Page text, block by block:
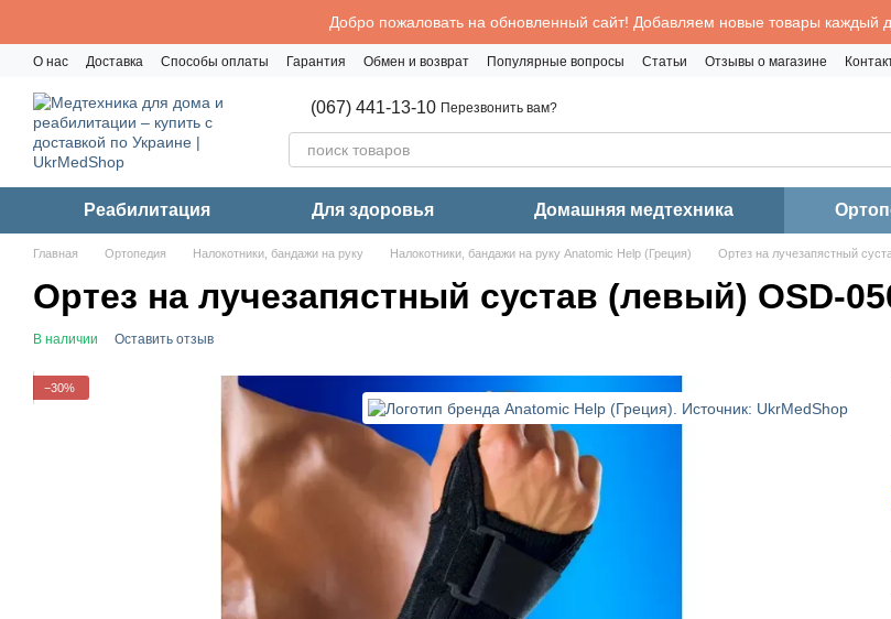
Добро пожаловать на обновленный сайт! Добавляем новые товары каждый
О нас Доставка Способы оплаты Гарантия Обмен и возврат Популярные вопросы Статьи Отзывы о магазине
(067) 441-13-10 Перезвонить вам?
Реабилитация Для здоровья Домашняя медтехника
Главная Ортопедия Налокотники, бандажи на руку Налокотники, бандажи на руку Anatomic Help (Греция) Ортез на лучезапястный
Ортез на лучезапястный сустав (левый) OSD-
В наличии Оставить отзыв
−30%